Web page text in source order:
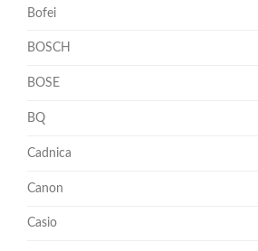
Bofei
BOSCH
BOSE
BQ
Cadnica
Canon
Casio